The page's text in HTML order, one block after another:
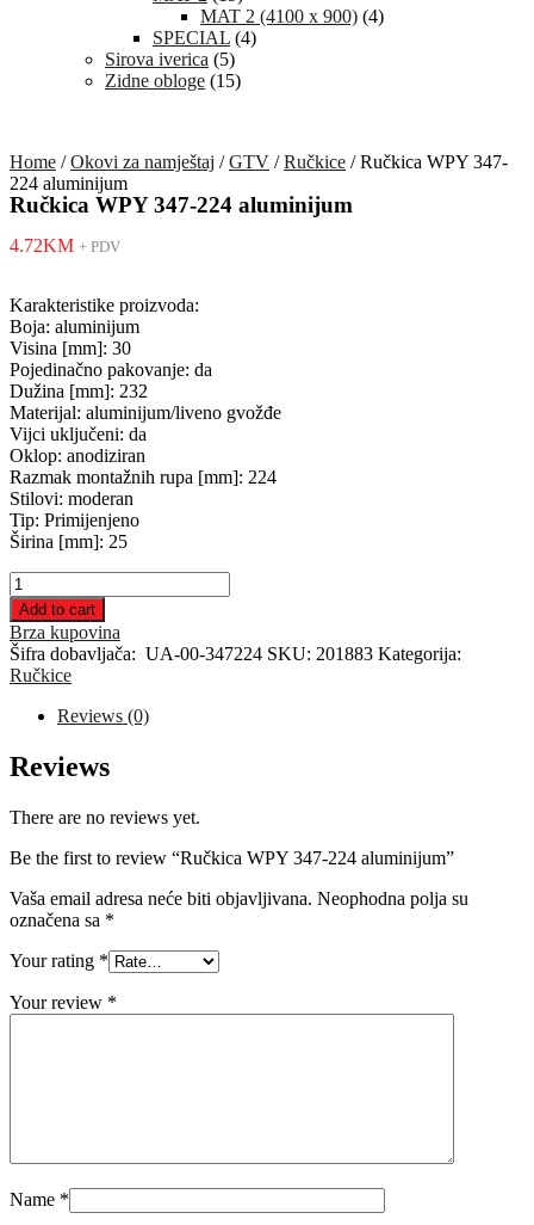
MAT 2 (4100 x 900) (4)
SPECIAL (4)
Sirova iverica (5)
Zidne obloge (15)
Home /Okovi za namještaj /GTV /Ručkice / Ručkica WPY 347-
224 aluminijum
Ručkica WPY 347-224 aluminijum
4.72KM + PDV
Karakteristike proizvoda:
Boja: aluminijum
Visina [mm]: 30
Pojedinačno pakovanje: da
Dužina [mm]: 232
Materijal: aluminijum/liveno gvožđe
Vijci uključeni: da
Oklop: anodiziran
Razmak montažnih rupa [mm]: 224
Stilovi: moderan
Tip: Primijenjeno
Širina [mm]: 25
Ručkica
WPY
347-
224
aluminijum
quantity
Add to cart
Brza kupovina
Šifra dobavljača: UA-00-347224 SKU: 201883 Kategorija:
Ručkice
Reviews (0)
Reviews
There are no reviews yet.
Be the first to review “Ručkica WPY 347-224 aluminijum”
Vaša email adresa neće biti objavljivana. Neophodna polja su
označena sa *
Your rating *
Your review *
Name *